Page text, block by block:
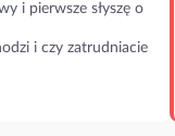
i pierwsze słyszę o
i czy zatrudniacie